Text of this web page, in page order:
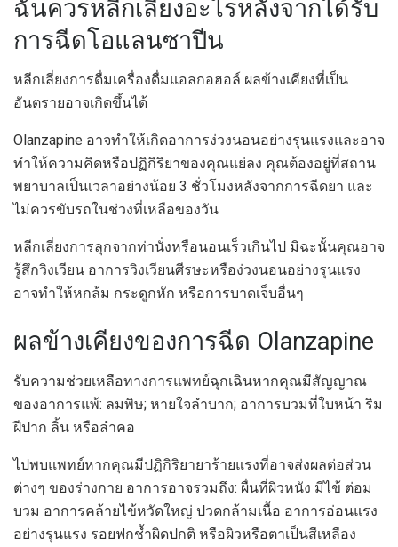
ฉันควรหลีกเลี่ยงอะไรหลังจากได้รับ
การฉีดโอแลนซาปีน
หลีกเลี่ยงการดื่มเครื่องดื่มแอลกอฮอล์ ผลข้างเคียงที่เป็น
อันตรายอาจเกิดขึ้นได้
Olanzapine อาจทำให้เกิดอาการง่วงนอนอย่างรุนแรงและอาจ
ทำให้ความคิดหรือปฏิกิริยาของคุณแย่ลง คุณต้องอยู่ที่สถาน
พยาบาลเป็นเวลาอย่างน้อย 3 ชั่วโมงหลังจากการฉีดยา และ
ไม่ควรขับรถในช่วงที่เหลือของวัน
หลีกเลี่ยงการลุกจากท่านั่งหรือนอนเร็วเกินไป มิฉะนั้นคุณอาจ
รู้สึกวิงเวียน อาการวิงเวียนศีรษะหรือง่วงนอนอย่างรุนแรง
อาจทำให้หกล้ม กระดูกหัก หรือการบาดเจ็บอื่นๆ
ผลข้างเคียงของการฉีด Olanzapine
รับความช่วยเหลือทางการแพทย์ฉุกเฉินหากคุณมีสัญญาณ
ของอาการแพ้: ลมพิษ; หายใจลำบาก; อาการบวมที่ใบหน้า ริม
ฝีปาก ลิ้น หรือลำคอ
ไปพบแพทย์หากคุณมีปฏิกิริยายาร้ายแรงที่อาจส่งผลต่อส่วน
ต่างๆ ของร่างกาย อาการอาจรวมถึง: ผื่นที่ผิวหนัง มีไข้ ต่อม
บวม อาการคล้ายไข้หวัดใหญ่ ปวดกล้ามเนื้อ อาการอ่อนแรง
อย่างรุนแรง รอยฟกช้ำผิดปกติ หรือผิวหรือตาเป็นสีเหลือง